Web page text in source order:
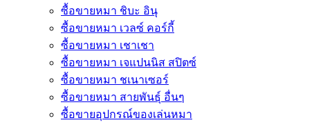
ซื้อขายหมา ชิบะ อินุ
ซื้อขายหมา เวลซ์ คอร์กี้
ซื้อขายหมา เชาเชา
ซื้อขายหมา เจแปนนิส สปิตซ์
ซื้อขายหมา ชเนาเซอร์
ซื้อขายหมา สายพันธุ์ อื่นๆ
ซื้อขายอุปกรณ์ของเล่นหมา